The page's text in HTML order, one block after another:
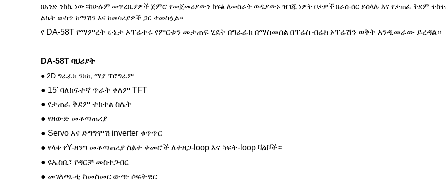
በአንድ ንክኪ ነው።ከሁሉም መጥረቢያዎች ጀምሮ የመጀመሪያውን ክፍል ለመስራት ወዲያውኑ ዝግጁ ነዎት ቦታዎች በራስ-ሰር ይሰላሉ እና የታጠፈ ቅደም
ልኬት ውስጥ ከማሽን እና ከመሳሪያዎች ጋር ተመስሏል።
የ DA-58T የማምረት ሁኔታ ኦፕሬተሩ የምርቱን መታጠፍ ሂደት በግራፊክ በማስመሰል በፕሬስ ብሬክ ኦፕሬሽን ወቅት እንዲመራው ይረዳል።
DA-58T ባህሪያት
● 2D ግራፊክ ንክኪ ማያ ፕሮግራም
● 15' ባለከፍተኛ ጥራት ቀለም TFT
● የታጠፈ ቅደም ተከተል ስሌት
● የዘውድ መቆጣጠሪያ
● Servo እና ድግግሞሽ inverter ቁጥጥር
● የላቀ የY-ዘንግ መቆጣጠሪያ ስልተ ቀመሮች ለተዘጋ-loop እና ክፍት-loop ቫልቮች።
● ዩኤስቢ፣ የዳርቻ መስተጋብር
● መገለጫ-ቲ ከመስመር ውጭ ሶፍትዌር